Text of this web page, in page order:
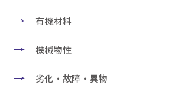
有機材料
機械物性
劣化・故障・異物